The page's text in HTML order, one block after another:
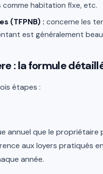
comme habitation fixe, etc.
(TFPNB) : concerne les
est généralement
: la formule
étapes :
annuel que le
aux loyers pratiqués
année.